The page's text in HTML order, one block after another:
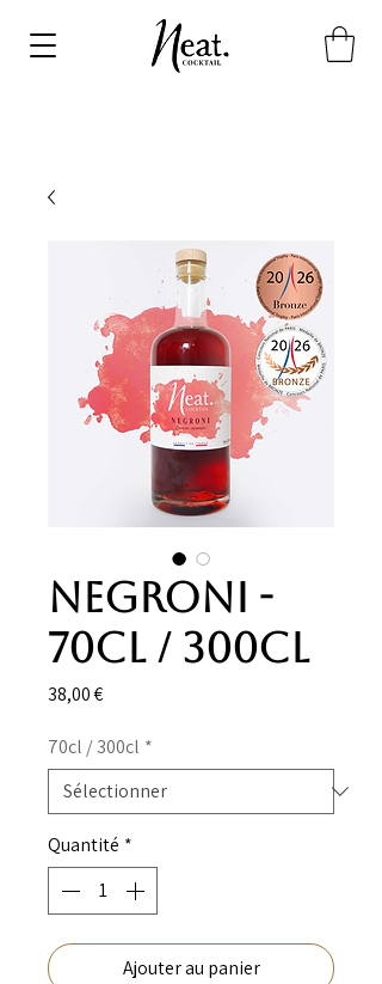
Negroni -
70cl / 300cl
38,00 €Prix
70cl / 300cl *
Quantité *
Ajouter au panier